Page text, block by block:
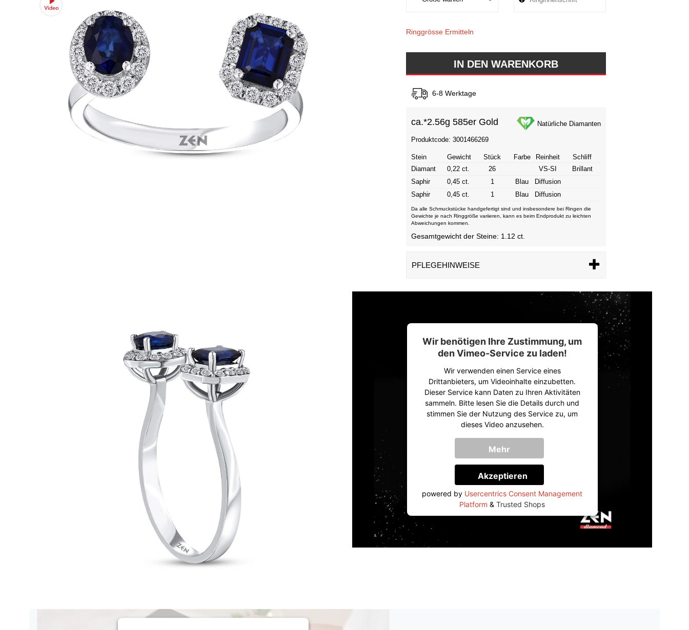
Ringgrösse Ermitteln
6-8 Werktage
ca.*2.56g 585er Gold Natürliche Diamanten
Produktcode: 3001466269
Stein Gewicht Stück Farbe Reinheit
Schliff
Diamant
0,22 ct. 26 VS-SI
Brillant
Saphir
0,45 ct. 1 Blau
Diffusion
Saphir
0,45 ct. 1 Blau Diffusion
Da alle Schmuckstücke handgefertigt sind und insbesondere bei Ringen die
Gewichte je nach Ringgröße variieren, kann es beim Endprodukt zu leichten
Abweichungen kommen.
Gesamtgewicht der Steine: 1.12 ct.
PFLEGEHINWEISE
Wir benötigen Ihre Zustimmung, um
den Vimeo-Service zu laden!
Wir verwenden einen Service eines
Drittanbieters, um Videoinhalte einzubetten.
Dieser Service kann Daten zu Ihren Aktivitäten
sammeln. Bitte lesen Sie die Details durch und
stimmen Sie der Nutzung des Service zu, um
dieses Video anzusehen.
Mehr
Informationen
Akzeptieren
powered by Usercentrics Consent Management
Platform & Trusted Shops